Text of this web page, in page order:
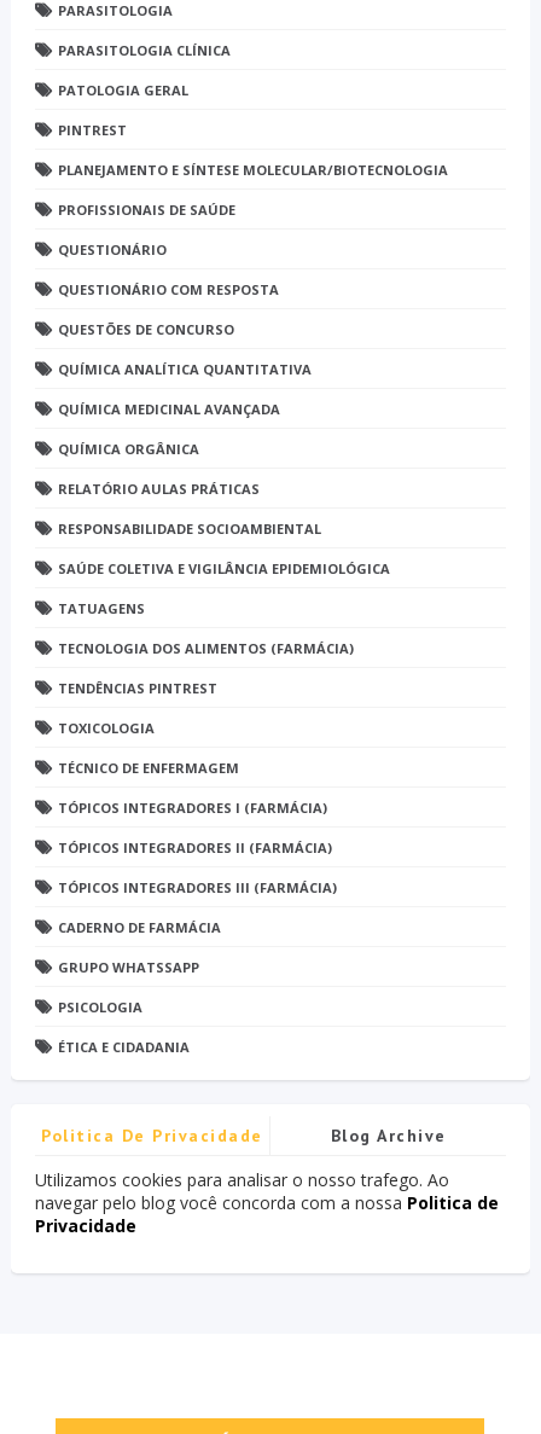
PARASITOLOGIA
PARASITOLOGIA CLÍNICA
PATOLOGIA GERAL
PINTREST
PLANEJAMENTO E SÍNTESE MOLECULAR/BIOTECNOLOGIA
PROFISSIONAIS DE SAÚDE
QUESTIONÁRIO
QUESTIONÁRIO COM RESPOSTA
QUESTÕES DE CONCURSO
QUÍMICA ANALÍTICA QUANTITATIVA
QUÍMICA MEDICINAL AVANÇADA
QUÍMICA ORGÂNICA
RELATÓRIO AULAS PRÁTICAS
RESPONSABILIDADE SOCIOAMBIENTAL
SAÚDE COLETIVA E VIGILÂNCIA EPIDEMIOLÓGICA
TATUAGENS
TECNOLOGIA DOS ALIMENTOS (FARMÁCIA)
TENDÊNCIAS PINTREST
TOXICOLOGIA
TÉCNICO DE ENFERMAGEM
TÓPICOS INTEGRADORES I (FARMÁCIA)
TÓPICOS INTEGRADORES II (FARMÁCIA)
TÓPICOS INTEGRADORES III (FARMÁCIA)
CADERNO DE FARMÁCIA
GRUPO WHATSSAPP
PSICOLOGIA
ÉTICA E CIDADANIA
Politica De Privacidade Blog Archive
Utilizamos cookies para analisar o nosso trafego. Ao
navegar pelo blog você concorda com a nossa Politica de
Privacidade